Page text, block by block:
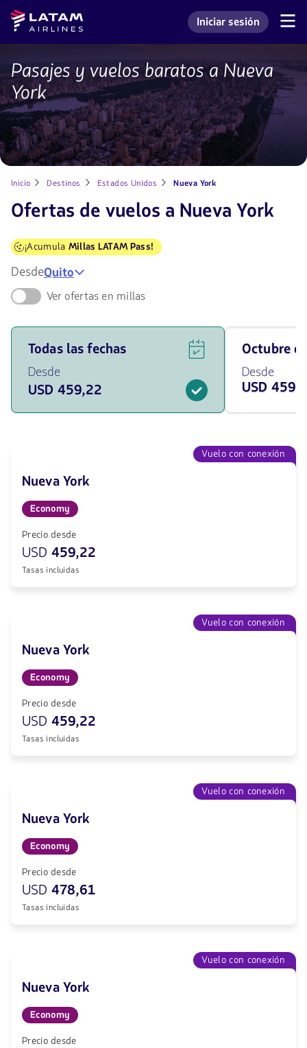
Saltar
menú.
Saltar al
contenido
principal.
Navegación
de
usuario.
Latam
Airlines
Ingresar a mi cuenta
Iniciar sesión
Vuelos
a
Nueva
York
Pasajes y vuelos baratos a Nueva
York
Inicio Destinos Estados Unidos Nueva York
Ofertas de vuelos a Nueva York
¡Acumula Millas LATAM Pass!
DesdeQuito
Ver ofertas en millas
Ver
ofertas
de
vuelos
para
las
Todas las fechas
Desde
USD 459,22
Viaja
en
octubre
de
2026
459.22
octubre
Desde
USD
Vuelo con conexión
Nueva York
Economy
Precio desde
USD 459,22
Tasas incluidas
Vuelo con conexión
Nueva York
Economy
Precio desde
USD 459,22
Tasas incluidas
Vuelo con conexión
Nueva York
Economy
Precio desde
USD 478,61
Tasas incluidas
Vuelo con conexión
Nueva York
Economy
Precio desde